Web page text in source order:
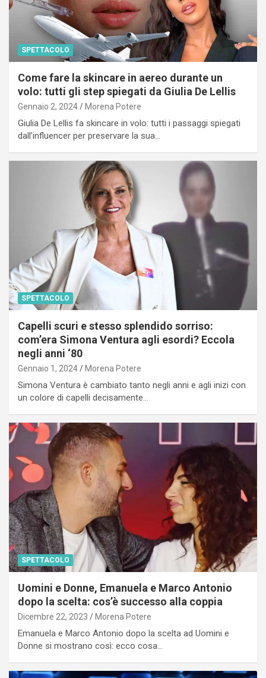
SPETTACOLO
Come fare la skincare in aereo durante un
volo: tutti gli step spiegati da Giulia De Lellis
Gennaio 2, 2024 Morena Potere
Giulia De Lellis fa skincare in volo: tutti i passaggi spiegati
dall’influencer per preservare la sua…
SPETTACOLO
Capelli scuri e stesso splendido sorriso:
com’era Simona Ventura agli esordi? Eccola
negli anni ‘80
Gennaio 1, 2024 Morena Potere
Simona Ventura è cambiato tanto negli anni e agli inizi con
un colore di capelli decisamente…
SPETTACOLO
Uomini e Donne, Emanuela e Marco Antonio
dopo la scelta: cos’è successo alla coppia
Dicembre 22, 2023 Morena Potere
Emanuela e Marco Antonio dopo la scelta ad Uomini e
Donne si mostrano così: ecco cosa…